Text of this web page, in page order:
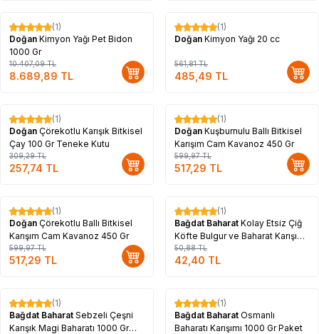
%17
(1)
Doğan Kimyon Yağı Pet Bidon
1000 Gr
10.407,09TL
8.689,89 TL
%14
(1)
Doğan Kimyon Yağı 20 cc
561,81TL
485,49 TL
%17
(1)
Doğan Çörekotlu Karışık Bitkisel
Çay 100 Gr Teneke Kutu
309,29TL
257,74 TL
%14
(1)
Doğan Kuşburnulu Ballı Bitkisel
Karışım Cam Kavanoz 450 Gr
599,97TL
517,29 TL
%14
(1)
Doğan Çörekotlu Ballı Bitkisel
Karışım Cam Kavanoz 450 Gr
599,97TL
517,29 TL
%17
(1)
Bağdat Baharat Kolay Etsiz Çiğ
Köfte Bulgur ve Baharat Karışımı
4 Kişilik 120 Gr Paket
50,88TL
42,40 TL
%17
(1)
Bağdat Baharat Sebzeli Çeşni
Karışık Magi Baharatı 1000 Gr
%17
(1)
Bağdat Baharat Osmanlı
Baharatı Karışımı 1000 Gr Paket